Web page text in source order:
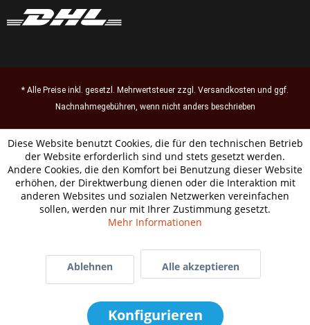
* Alle Preise inkl. gesetzl. Mehrwertsteuer zzgl. Versandkosten und ggf.
Nachnahmegebühren, wenn nicht anders beschrieben
Diese Website benutzt Cookies, die für den technischen Betrieb
der Website erforderlich sind und stets gesetzt werden.
Andere Cookies, die den Komfort bei Benutzung dieser Website
erhöhen, der Direktwerbung dienen oder die Interaktion mit
anderen Websites und sozialen Netzwerken vereinfachen
sollen, werden nur mit Ihrer Zustimmung gesetzt.
Mehr Informationen
Ablehnen Alle akzeptieren
Konfigurieren